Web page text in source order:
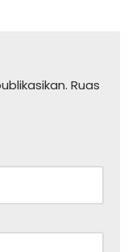
Ruas